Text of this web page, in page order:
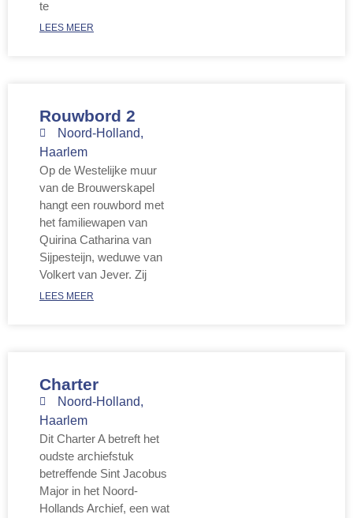
te
LEES MEER
Rouwbord 2
Noord-Holland,
Haarlem
Op de Westelijke muur
van de Brouwerskapel
hangt een rouwbord met
het familiewapen van
Quirina Catharina van
Sijpesteijn, weduwe van
Volkert van Jever. Zij
LEES MEER
Charter
Noord-Holland,
Haarlem
Dit Charter A betreft het
oudste archiefstuk
betreffende Sint Jacobus
Major in het Noord-
Hollands Archief, een wat